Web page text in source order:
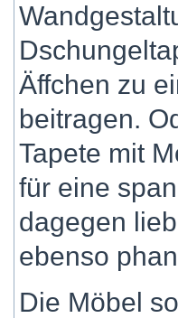
Äffchen zu
beitragen.
Tapete mit
für eine
dagegen
ebenso
Die Möbel